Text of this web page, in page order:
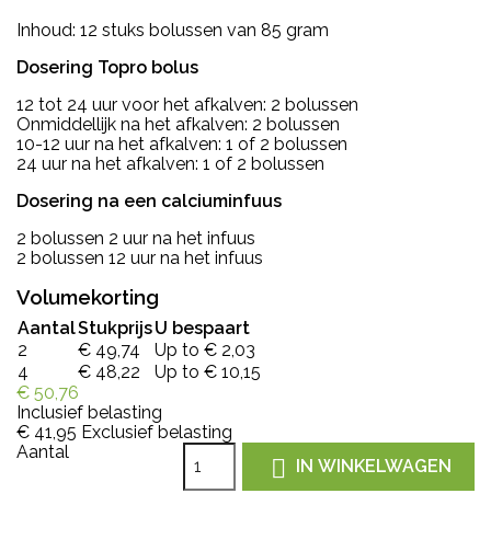
Inhoud: 12 stuks bolussen van 85 gram
Dosering Topro bolus
12 tot 24 uur voor het afkalven: 2 bolussen
Onmiddellijk na het afkalven: 2 bolussen
10-12 uur na het afkalven: 1 of 2 bolussen
24 uur na het afkalven: 1 of 2 bolussen
Dosering na een calciuminfuus
2 bolussen 2 uur na het infuus
2 bolussen 12 uur na het infuus
Volumekorting
AantalStukprijsU bespaart
2
€ 49,74
Up to € 2,03
4
€ 48,22
Up to € 10,15
€ 50,76
Inclusief belasting
€ 41,95 Exclusief belasting
Aantal
 IN WINKELWAGEN